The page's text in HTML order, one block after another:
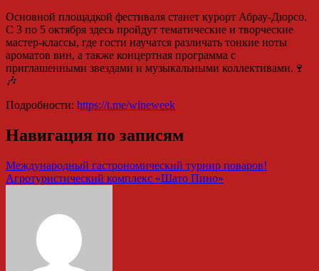
Основной площадкой фестиваля станет курорт Абрау-Дюрсо.
С 3 по 5 октября здесь пройдут тематические и творческие
мастер-классы, где гости научатся различать тонкие ноты
ароматов вин, а также концертная программа с
приглашенными звездами и музыкальными коллективами.🍷
🎶
Подробности: https://t.me/wineweek
Навигация по записям
Международный гастрономический турнир поваров!
Агротуристический комплекс «Шато Пино»